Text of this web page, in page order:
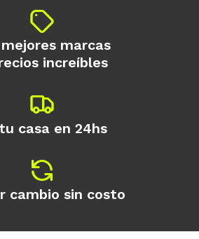
marcas
increíbles
casa en 24hs
cambio sin costo